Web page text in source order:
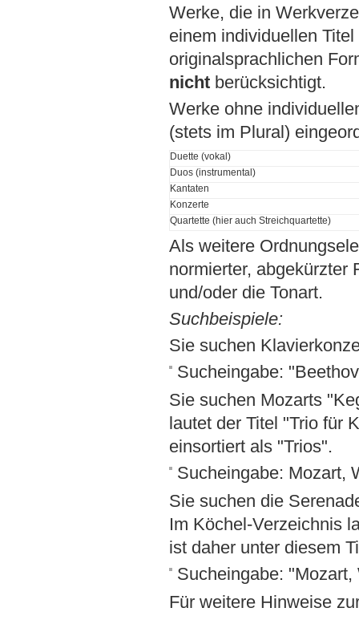
Werke, die in
einem individuellen
originalsprachlichen
nichtberücksichtigt.
Werke ohne
(stets im Plural)
Duette (vokal)
Duos (instrumental)
Kantaten
Konzerte
Quartette (hier auch Streichquartette)
Als weitere
normierter, abgekürzter
und/oder die Tonart.
Suchbeispiele:
Sie suchen
Sucheingabe:
Sie suchen Mozarts
lautet der Titel "Trio für
einsortiert als "Trios".
Sucheingabe: Mozart,
Sie suchen die
Im Köchel-Verzeichnis
ist daher unter diesem
Sucheingabe:
Für weitere Hinweise